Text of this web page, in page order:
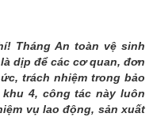
Tháng An toàn vệ sinh
dịp để các cơ quan, đơn
trách nhiệm trong bảo
4, công tác này luôn
vụ lao động, sản xuất